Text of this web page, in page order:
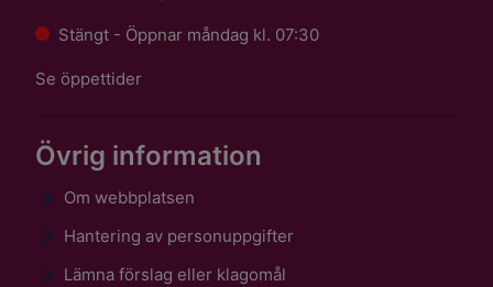
Stängt - Öppnar måndag kl. 07:30
Se öppettider
Övrig information
Om webbplatsen
Hantering av personuppgifter
Lämna förslag eller klagomål